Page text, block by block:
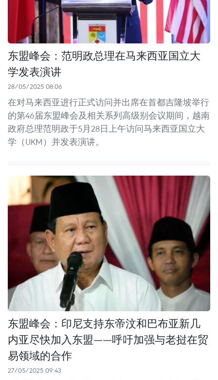
东盟峰会：范明政总理在马来西亚国立大
学发表演讲
28/05/2025 08:06
在对马来西亚进行正式访问并出席在首都吉隆坡举行
的第46届东盟峰会及相关系列高级别会议期间，越南
政府总理范明政于5月28日上午访问马来西亚国立大
学（UKM）并发表演讲。
东盟峰会：印尼支持东帝汶和巴布亚新几
内亚尽快加入东盟——呼吁加强与老挝在贸
易领域的合作
27/05/2025 09:43